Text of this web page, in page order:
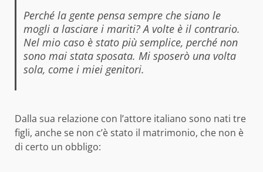
Perché la gente pensa sempre che siano le
mogli a lasciare i mariti? A volte è il contrario.
Nel mio caso è stato più semplice, perché non
sono mai stata sposata. Mi sposerò una volta
sola, come i miei genitori.
Dalla sua relazione con l’attore italiano sono nati tre
figli, anche se non c’è stato il matrimonio, che non è
di certo un obbligo: